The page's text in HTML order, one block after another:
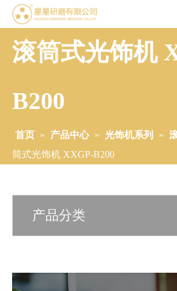
滚筒式光饰机
B200
首页 » 产品中心 » 光饰机系列 »
筒式光饰机 XXGP-B200
产品分类